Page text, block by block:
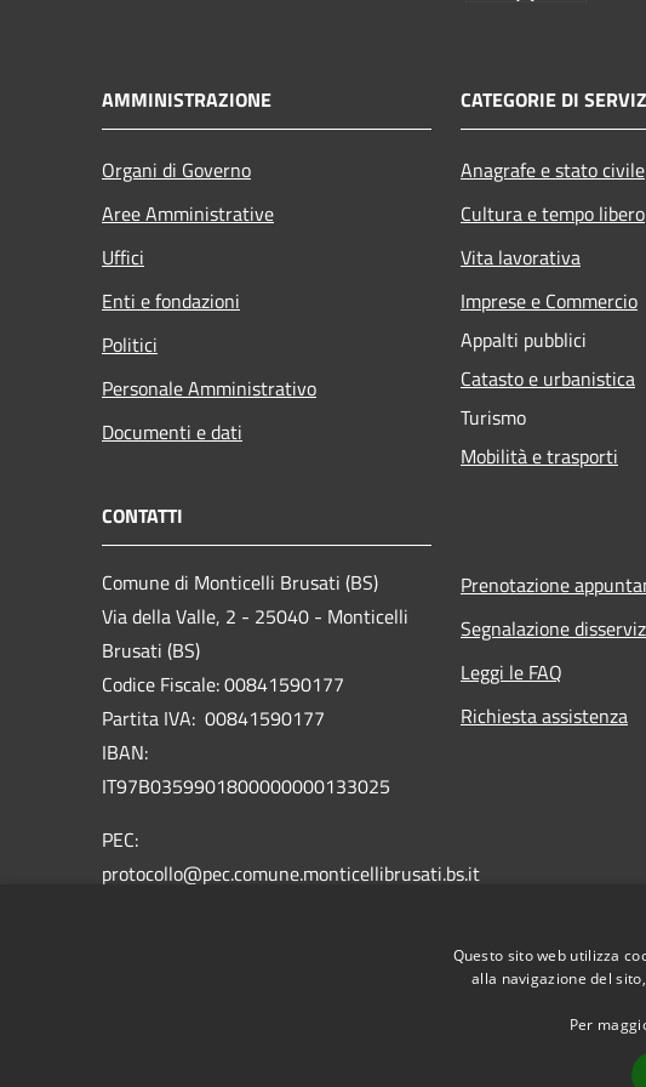
AMMINISTRAZIONE
Organi di Governo
Aree Amministrative
Uffici
Enti e fondazioni
Politici
Personale Amministrativo
Documenti e dati
CATEGORIE DI
Anagrafe e stato civile
Cultura e tempo libero
Vita lavorativa
Imprese e Commercio
Appalti pubblici
Catasto e urbanistica
Turismo
Mobilità e trasporti
CONTATTI
Comune di Monticelli Brusati (BS)
Via della Valle, 2 - 25040 - Monticelli
Brusati (BS)
Codice Fiscale: 00841590177
Partita IVA: 00841590177
IBAN:
IT97B0359901800000000133025
PEC:
protocollo@pec.comune.monticellibrusati.bs.it
Prenotazione
Segnalazione
Leggi le FAQ
Richiesta assistenza
Questo sito web utilizza
alla navigazione del
Per